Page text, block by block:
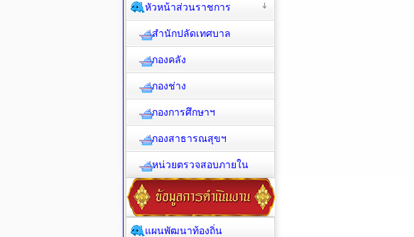
หัวหน้าส่วนราชการ
สำนักปลัดเทศบาล
กองคลัง
กองช่าง
กองการศึกษาฯ
กองสาธารณสุขฯ
หน่วยตรวจสอบภายใน
แผนพัฒนาท้องถิ่น